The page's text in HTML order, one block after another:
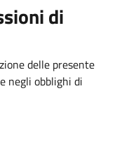
di
delle presente
negli obblighi di